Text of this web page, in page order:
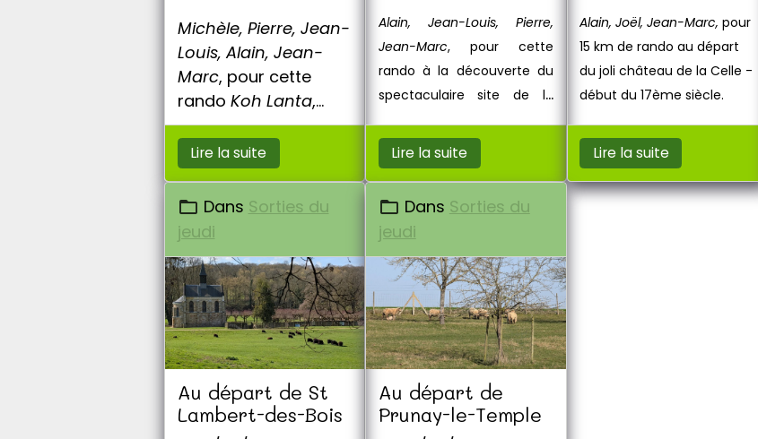
Michèle, Pierre, Jean-
Louis, Alain, Jean-
Marc, pour cette
rando Koh Lanta,
belle et pleine de
surprises.
Lire la suite
Alain, Jean-Louis, Pierre,
Jean-Marc, pour cette
rando à la découverte du
spectaculaire site de la
Lire la suite
Alain, Joël, Jean-Marc, pour
15 km de rando au départ
du joli château de la Celle -
début du 17ème siècle.
Lire la suite
Dans Sorties du
jeudi
Au départ de St
Lambert-des-Bois
Dans Sorties du
jeudi
Au départ de
Prunay-le-Temple